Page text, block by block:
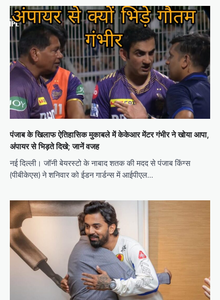
पंजाब के खिलाफ ऐतिहासिक मुकाबले में केकेआर मेंटर गंभीर ने खोया आपा,
अंपायर से भिड़ते दिखे; जानें वजह
नई दिल्ली। जॉनी बेयरस्टो के नाबाद शतक की मदद से पंजाब किंग्स
(पीबीकेएस) ने शनिवार को ईडन गार्डन्स में आईपीएल…